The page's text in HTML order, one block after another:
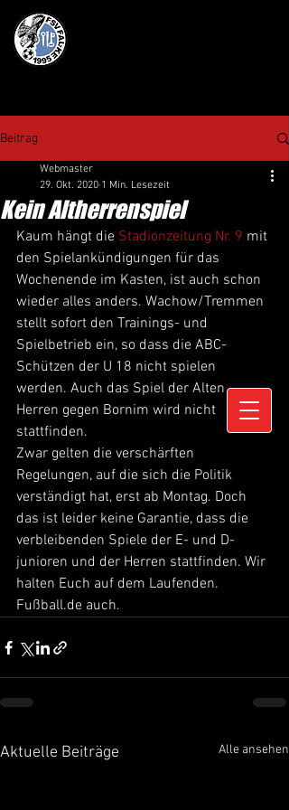
Beitrag
Kein Altherrenspiel
Webmaster
29. Okt. 2020 1 Min. Lesezeit
Kaum hängt die Stadionzeitung Nr. 9 mit
den Spielankündigungen für das
Wochenende im Kasten, ist auch schon
wieder alles anders. Wachow/Tremmen
stellt sofort den Trainings- und
Spielbetrieb ein, so dass die ABC-
Schützen der U 18 nicht spielen
werden. Auch das Spiel der Alten
Herren gegen Bornim wird nicht
stattfinden.
Zwar gelten die verschärften
Regelungen, auf die sich die Politik
verständigt hat, erst ab Montag. Doch
das ist leider keine Garantie, dass die
verbleibenden Spiele der E- und D-
junioren und der Herren stattfinden. Wir
halten Euch auf dem Laufenden.
Fußball.de auch.
Aktuelle Beiträge Alle ansehen